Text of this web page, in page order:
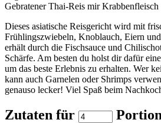
Gebratener Thai-Reis mir
Dieses asiatische Reisgericht wird mit
Frühlingszwiebeln, Knoblauch, Eiern
erhält durch die Fischsauce und
Schärfe. Am besten du holst dir dafür
um das beste Erlebnis zu erhalten. Wer
kann auch Garnelen oder Shrimps
genauso lecker! Viel Spaß beim
Zutaten für